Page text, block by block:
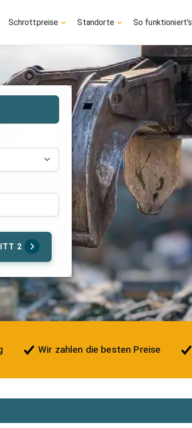
Schrottpreise Standorte So funktioniert's
2
Wir zahlen die besten Preise